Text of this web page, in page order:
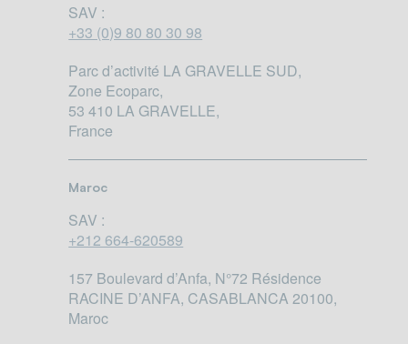
SAV :
+33 (0)9 80 80 30 98
Parc d’activité LA GRAVELLE SUD,
Zone Ecoparc,
53 410 LA GRAVELLE,
France
Maroc
SAV :
+212 664-620589
157 Boulevard d’Anfa, N°72 Résidence
RACINE D’ANFA, CASABLANCA 20100,
Maroc